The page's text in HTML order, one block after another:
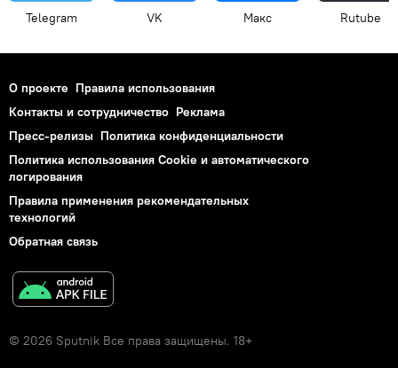
Telegram VK Макс Rutube
О проекте Правила использования
Контакты и сотрудничество Реклама
Пресс-релизы Политика конфиденциальности
Политика использования Cookie и автоматического
логирования
Правила применения рекомендательных
технологий
Обратная связь
© 2026 Sputnik Все права защищены. 18+